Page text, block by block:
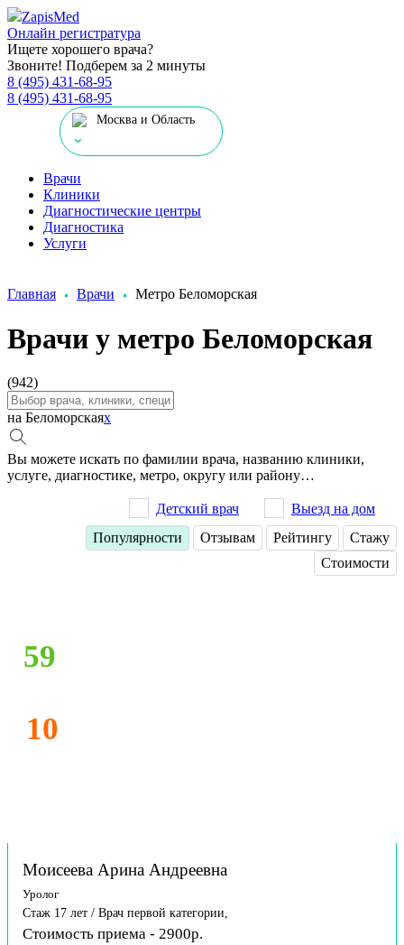
ZapisMed
Онлайн регистратура
Ищете хорошего врача?
Звоните! Подберем за 2 минуты
8 (495) 431-68-95
8 (495) 431-68-95
Москва и Область
Врачи
Клиники
Диагностические центры
Диагностика
Услуги
Главная Врачи Метро Беломорская
Врачи у метро Беломорская
(942)
на Беломорскаяx
Вы можете искать по фамилии врача, названию клиники,
услуге, диагностике, метро, округу или району…
Детский врач
Выезд на дом
Популярности
Отзывам Рейтингу
Стажу
Стоимости
59
10
Моисеева Арина Андреевна
Уролог
Стаж 17 лет / Врач первой категории,
Стоимость приема - 2900р.